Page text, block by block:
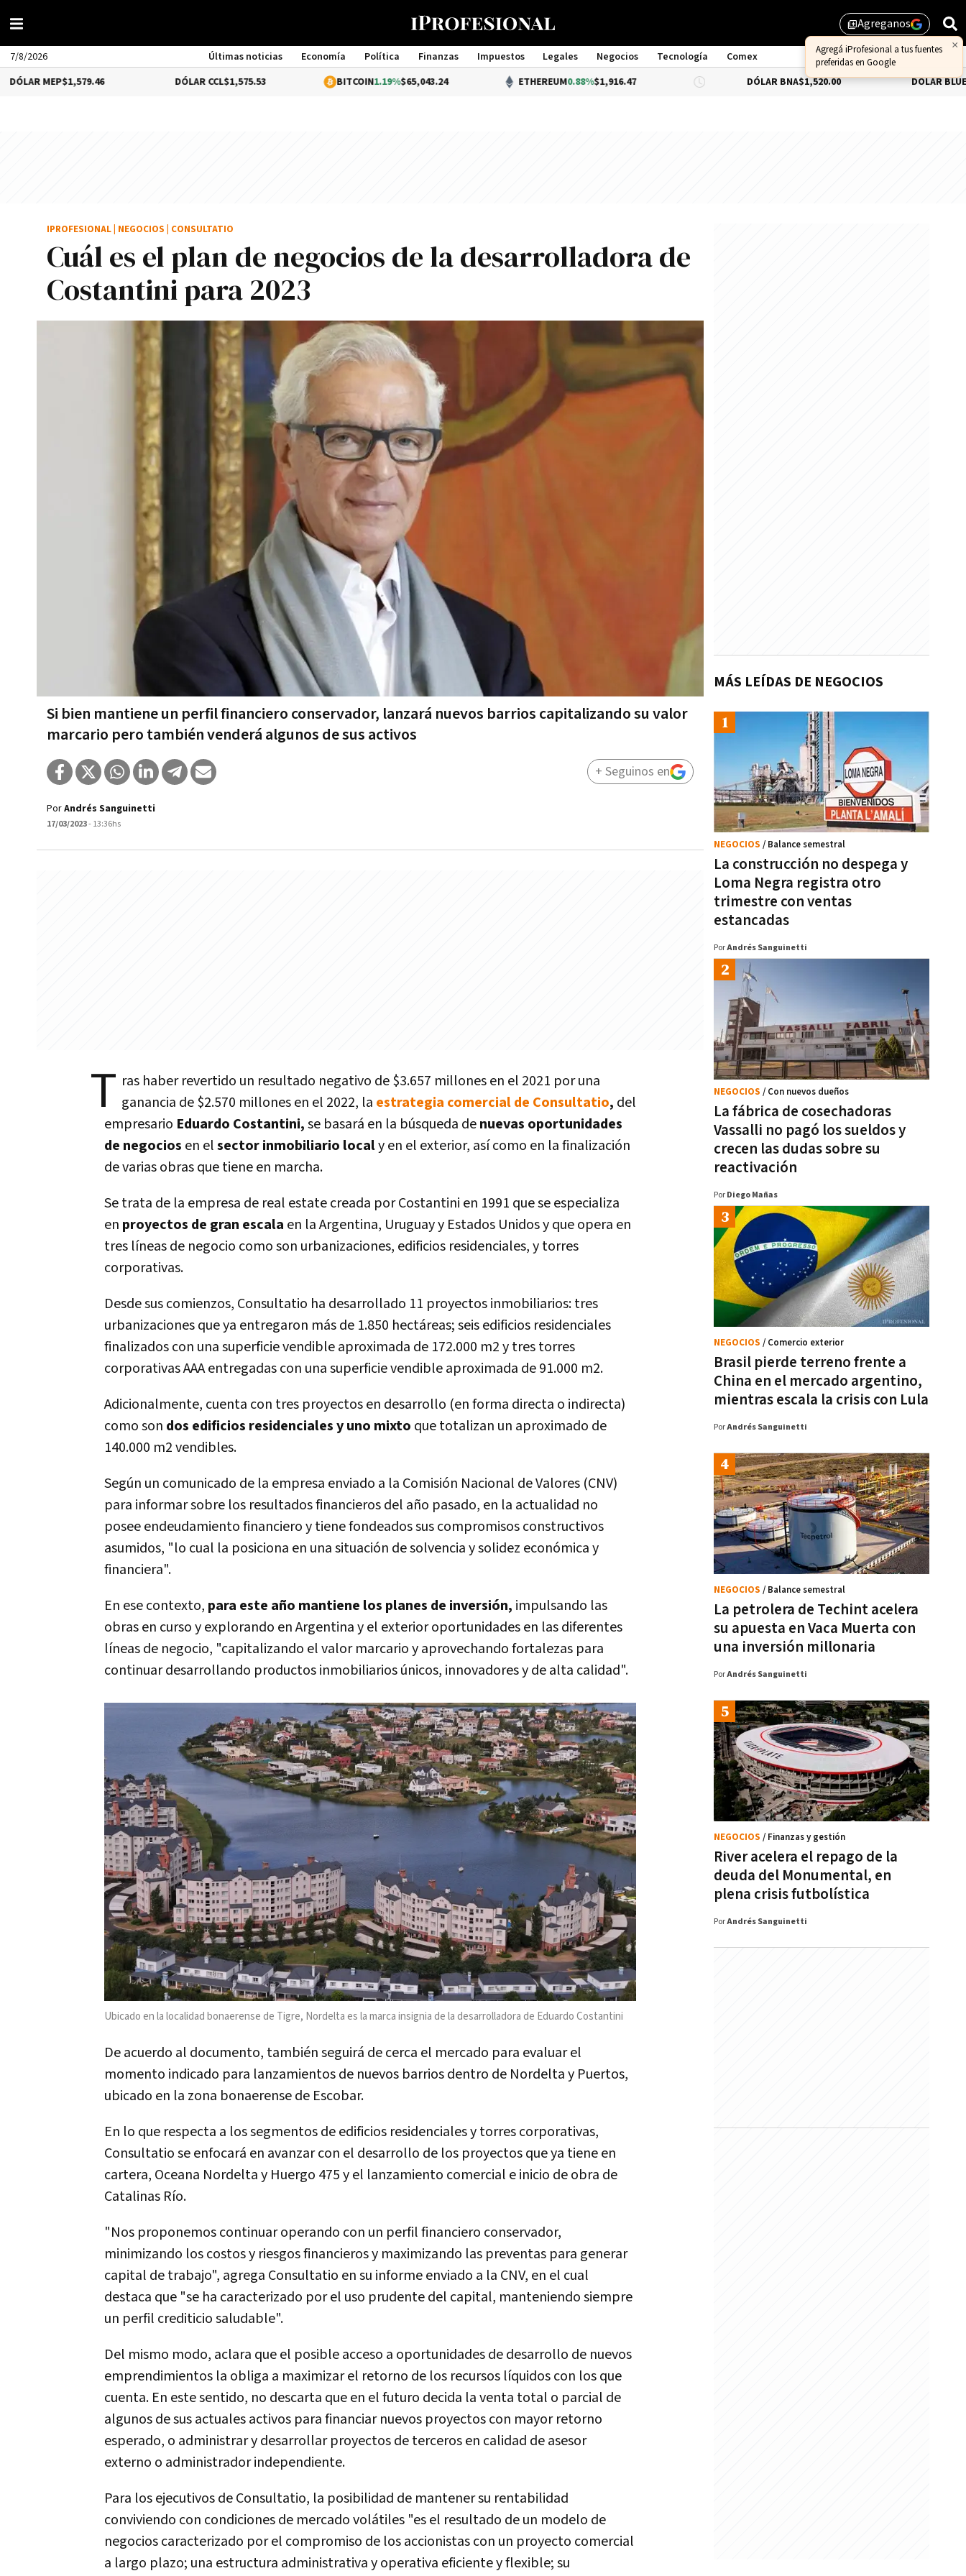
library_addAgreganos
7/8/2026 Últimas noticias Economía Política Finanzas Impuestos Legales Negocios Tecnología
Comex
Management
$1,579.46 $1,575.53 1.19%$65,043.24 ETHEREUM0.88%$1,916.47 DÓLAR BNA $1,520.00 DÓLAR BLUE$1,530.00
Cuál es el plan de negocios de la desarrolladora de
Costantini para 2023
Si bien mantiene un perfil financiero conservador, lanzará nuevos barrios capitalizando su valor
marcario pero también venderá algunos de sus activos
IPROFESIONAL NEGOCIOS CONSULTATIO
PorAndrés Sanguinetti
17/03/2023- 13:36hs
+ Seguinos en
T ras haber revertido un resultado negativo de $3.657 millones en el 2021 por una
ganancia de $2.570 millones en el 2022, la estrategia comercial de Consultatio, del
empresario Eduardo Costantini,se basará en la búsqueda denuevas oportunidades
de negocios en elsector inmobiliario localy en el exterior, así como en la finalización
de varias obras que tiene en marcha.
Se trata de la empresa de real estate creada por Costantini en 1991 que se especializa
en proyectos de gran escala en la Argentina, Uruguay y Estados Unidos y que opera en
tres líneas de negocio como son urbanizaciones, edificios residenciales, y torres
corporativas.
Desde sus comienzos, Consultatio ha desarrollado 11 proyectos inmobiliarios: tres
urbanizaciones que ya entregaron más de 1.850 hectáreas; seis edificios residenciales
finalizados con una superficie vendible aproximada de 172.000 m2 y tres torres
corporativas AAA entregadas con una superficie vendible aproximada de 91.000 m2.
Adicionalmente, cuenta con tres proyectos en desarrollo (en forma directa o indirecta)
como son dos edificios residenciales y uno mixto que totalizan un aproximado de
140.000 m2 vendibles.
Según un comunicado de la empresa enviado a la Comisión Nacional de Valores (CNV)
para informar sobre los resultados financieros del año pasado, en la actualidad no
posee endeudamiento financiero y tiene fondeados sus compromisos constructivos
asumidos, "lo cual la posiciona en una situación de solvencia y solidez económica y
financiera".
En ese contexto, para este año mantiene los planes de inversión, impulsando las
obras en curso y explorando en Argentina y el exterior oportunidades en las diferentes
líneas de negocio, "capitalizando el valor marcario y aprovechando fortalezas para
continuar desarrollando productos inmobiliarios únicos, innovadores y de alta calidad".
Ubicado en la localidad bonaerense de Tigre, Nordelta es la marca insignia de la desarrolladora de Eduardo Costantini
De acuerdo al documento, también seguirá de cerca el mercado para evaluar el
momento indicado para lanzamientos de nuevos barrios dentro de Nordelta y Puertos,
ubicado en la zona bonaerense de Escobar.
En lo que respecta a los segmentos de edificios residenciales y torres corporativas,
Consultatio se enfocará en avanzar con el desarrollo de los proyectos que ya tiene en
cartera, Oceana Nordelta y Huergo 475 y el lanzamiento comercial e inicio de obra de
Catalinas Río.
"Nos proponemos continuar operando con un perfil financiero conservador,
minimizando los costos y riesgos financieros y maximizando las preventas para generar
capital de trabajo", agrega Consultatio en su informe enviado a la CNV, en el cual
destaca que "se ha caracterizado por el uso prudente del capital, manteniendo siempre
un perfil crediticio saludable".
Del mismo modo, aclara que el posible acceso a oportunidades de desarrollo de nuevos
emprendimientos la obliga a maximizar el retorno de los recursos líquidos con los que
cuenta. En este sentido, no descarta que en el futuro decida la venta total o parcial de
algunos de sus actuales activos para financiar nuevos proyectos con mayor retorno
esperado, o administrar y desarrollar proyectos de terceros en calidad de asesor
externo o administrador independiente.
Para los ejecutivos de Consultatio, la posibilidad de mantener su rentabilidad
conviviendo con condiciones de mercado volátiles "es el resultado de un modelo de
negocios caracterizado por el compromiso de los accionistas con un proyecto comercial
a largo plazo; una estructura administrativa y operativa eficiente y flexible; su
MÁS LEÍDAS DE NEGOCIOS
La construcción no despega y
Loma Negra registra otro
trimestre con ventas
estancadas
NEGOCIOS / Balance semestral
PorAndrés Sanguinetti
La fábrica de cosechadoras
Vassalli no pagó los sueldos y
crecen las dudas sobre su
reactivación
NEGOCIOS / Con nuevos dueños
Por Diego Mañas
Brasil pierde terreno frente a
China en el mercado argentino,
mientras escala la crisis con Lula
NEGOCIOS / Comercio exterior
PorAndrés Sanguinetti
La petrolera de Techint acelera
su apuesta en Vaca Muerta con
una inversión millonaria
NEGOCIOS / Balance semestral
PorAndrés Sanguinetti
River acelera el repago de la
deuda del Monumental, en
plena crisis futbolística
NEGOCIOS / Finanzas y gestión
PorAndrés Sanguinetti